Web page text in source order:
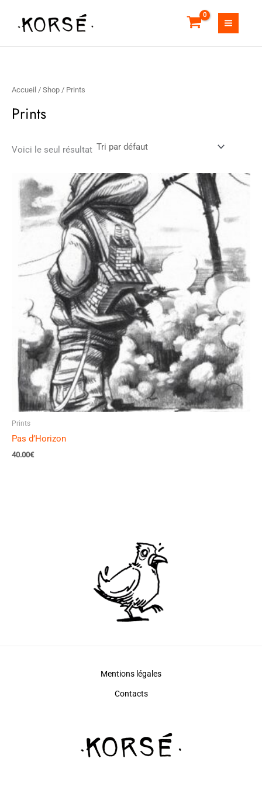
contenu
Accueil / Shop / Prints
Prints
Voici le seul résultat
Prints
Pas d’Horizon
40.00€
Mentions légales
Contacts